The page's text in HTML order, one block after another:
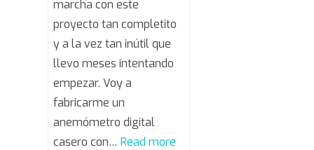
marcha con este
proyecto tan completito
y a la vez tan inútil que
llevo meses intentando
empezar. Voy a
fabricarme un
anemómetro digital
casero con… Read more